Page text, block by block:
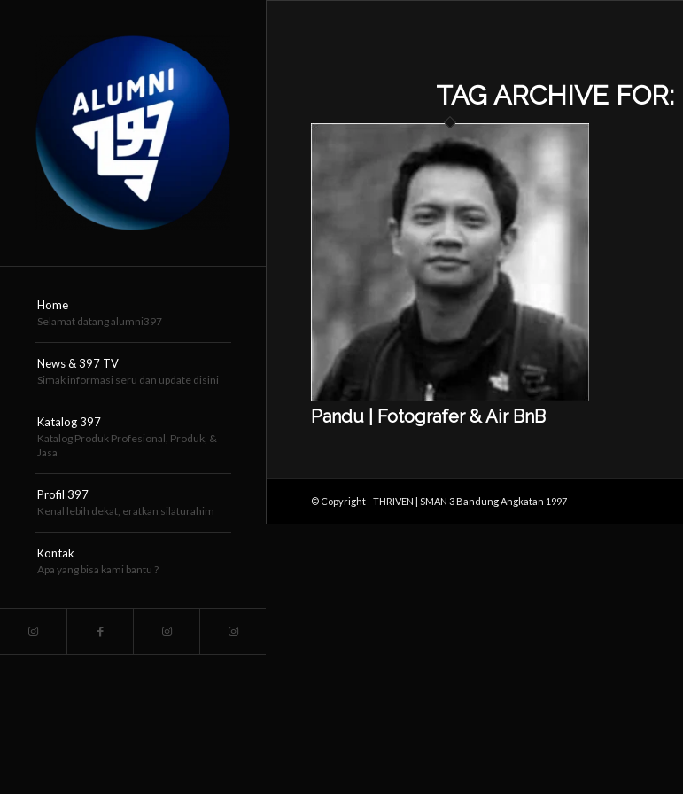
Home
Selamat datang alumni397
News & 397 TV
Simak informasi seru dan update disini
Katalog 397
Katalog Produk Profesional, Produk, &
Jasa
Profil 397
Kenal lebih dekat, eratkan silaturahim
Kontak
Apa yang bisa kami bantu ?
TAG ARCHIVE FOR:
Pandu | Fotografer & Air BnB
© Copyright - THRIVEN | SMAN 3 Bandung Angkatan 1997